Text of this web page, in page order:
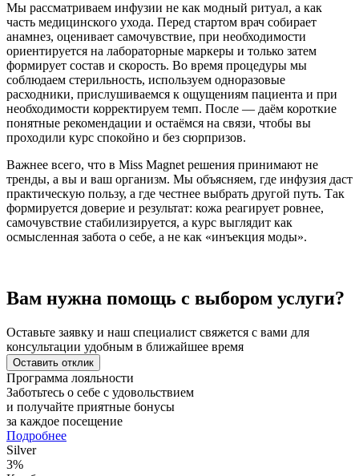
Мы рассматриваем инфузии не как модный ритуал, а как
часть медицинского ухода. Перед стартом врач собирает
анамнез, оценивает самочувствие, при необходимости
ориентируется на лабораторные маркеры и только затем
формирует состав и скорость. Во время процедуры мы
соблюдаем стерильность, используем одноразовые
расходники, прислушиваемся к ощущениям пациента и при
необходимости корректируем темп. После — даём короткие
понятные рекомендации и остаёмся на связи, чтобы вы
проходили курс спокойно и без сюрпризов.
Важнее всего, что в Miss Magnet решения принимают не
тренды, а вы и ваш организм. Мы объясняем, где инфузия даст
практическую пользу, а где честнее выбрать другой путь. Так
формируется доверие и результат: кожа реагирует ровнее,
самочувствие стабилизируется, а курс выглядит как
осмысленная забота о себе, а не как «инъекция моды».
Вам нужна помощь с выбором услуги?
Оставьте заявку и наш специалист свяжется с вами для
консультации удобным в ближайшее время
Оставить отклик
Программа лояльности
Заботьтесь о себе с удовольствием
и получайте приятные бонусы
за каждое посещение
Подробнее
Silver
3%